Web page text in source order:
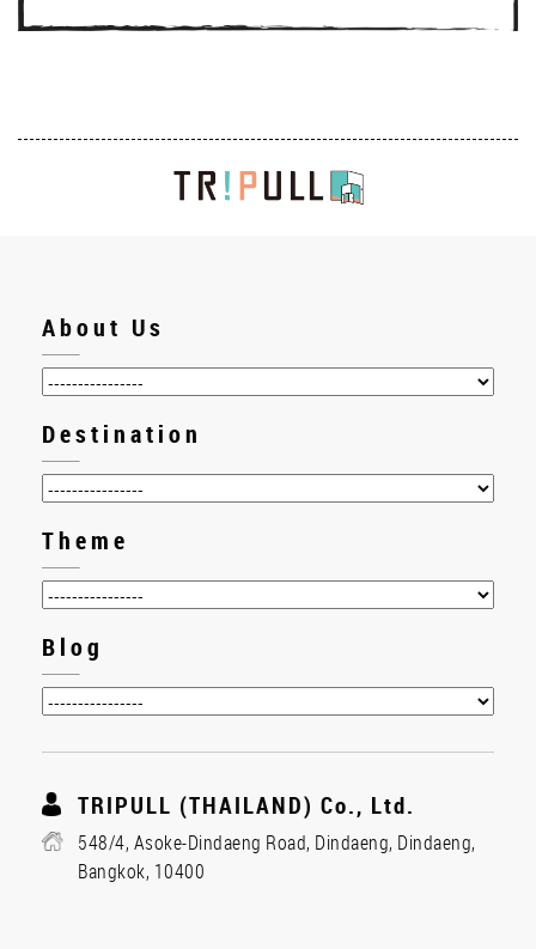
About Us
Destination
Theme
Blog
TRIPULL (THAILAND) Co., Ltd.
548/4, Asoke-Dindaeng Road, Dindaeng, Dindaeng,
Bangkok, 10400